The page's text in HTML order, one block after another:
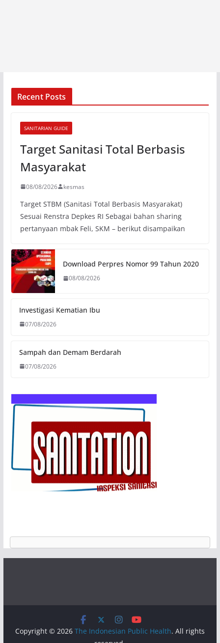
Recent Posts
SANITARIAN GUIDE
Target Sanitasi Total Berbasis
Masyarakat
08/08/2026 kesmas
Target STBM (Sanitasi Total Berbasis Masyarakat)
Sesuai Renstra Depkes RI Sebagai bahan sharing
pertanyaan mbak Feli, SKM – berikut disampaikan
Download Perpres Nomor 99 Tahun 2020
08/08/2026
Investigasi Kematian Ibu
07/08/2026
Sampah dan Demam Berdarah
07/08/2026
Copyright © 2026 The Indonesian Public Health. All rights